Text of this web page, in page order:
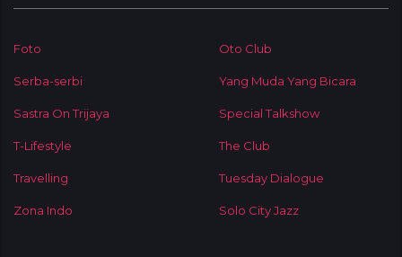
Foto Oto Club
Serba-serbi Yang Muda Yang Bicara
Sastra On Trijaya Special Talkshow
T-Lifestyle The Club
Travelling Tuesday Dialogue
Zona Indo Solo City Jazz